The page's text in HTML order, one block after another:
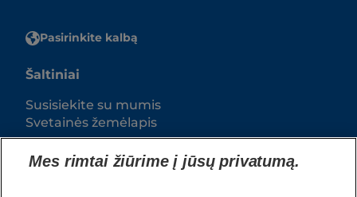
Pasirinkite kalbą
Šaltiniai
Susisiekite su mumis
Svetainės žemėlapis
Mūsų svetainės
Mes rimtai žiūrime į jūsų privatumą.